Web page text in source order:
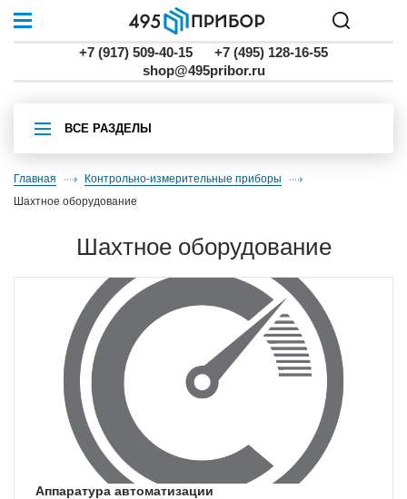
+7 (917) 509-40-15
+7 (495) 128-16-55
shop@495pribor.ru
ВСЕ РАЗДЕЛЫ
Главная
Контрольно-измерительные приборы
шахтное оборудование
шахтное оборудование
аппаратура автоматизации